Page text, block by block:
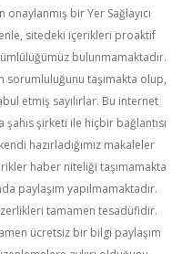
bir Yer Sağlayıcı
sitedeki içerikleri proaktif
bulunmamaktadır.
sorumluluğunu taşımakta olup,
etmiş sayılırlar. Bu internet
şirketi ile hiçbir bağlantısı
hazırladığımız makaleler
haber niteliği taşımamakta
paylaşım yapılmamaktadır.
tamamen tesadüfidir.
ücretsiz bir bilgi paylaşım